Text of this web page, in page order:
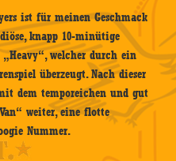
ist für meinen Geschmack
knapp 10-minütige
welcher durch ein
überzeugt. Nach dieser
dem temporeichen und gut
weiter, eine flotte
Nummer.